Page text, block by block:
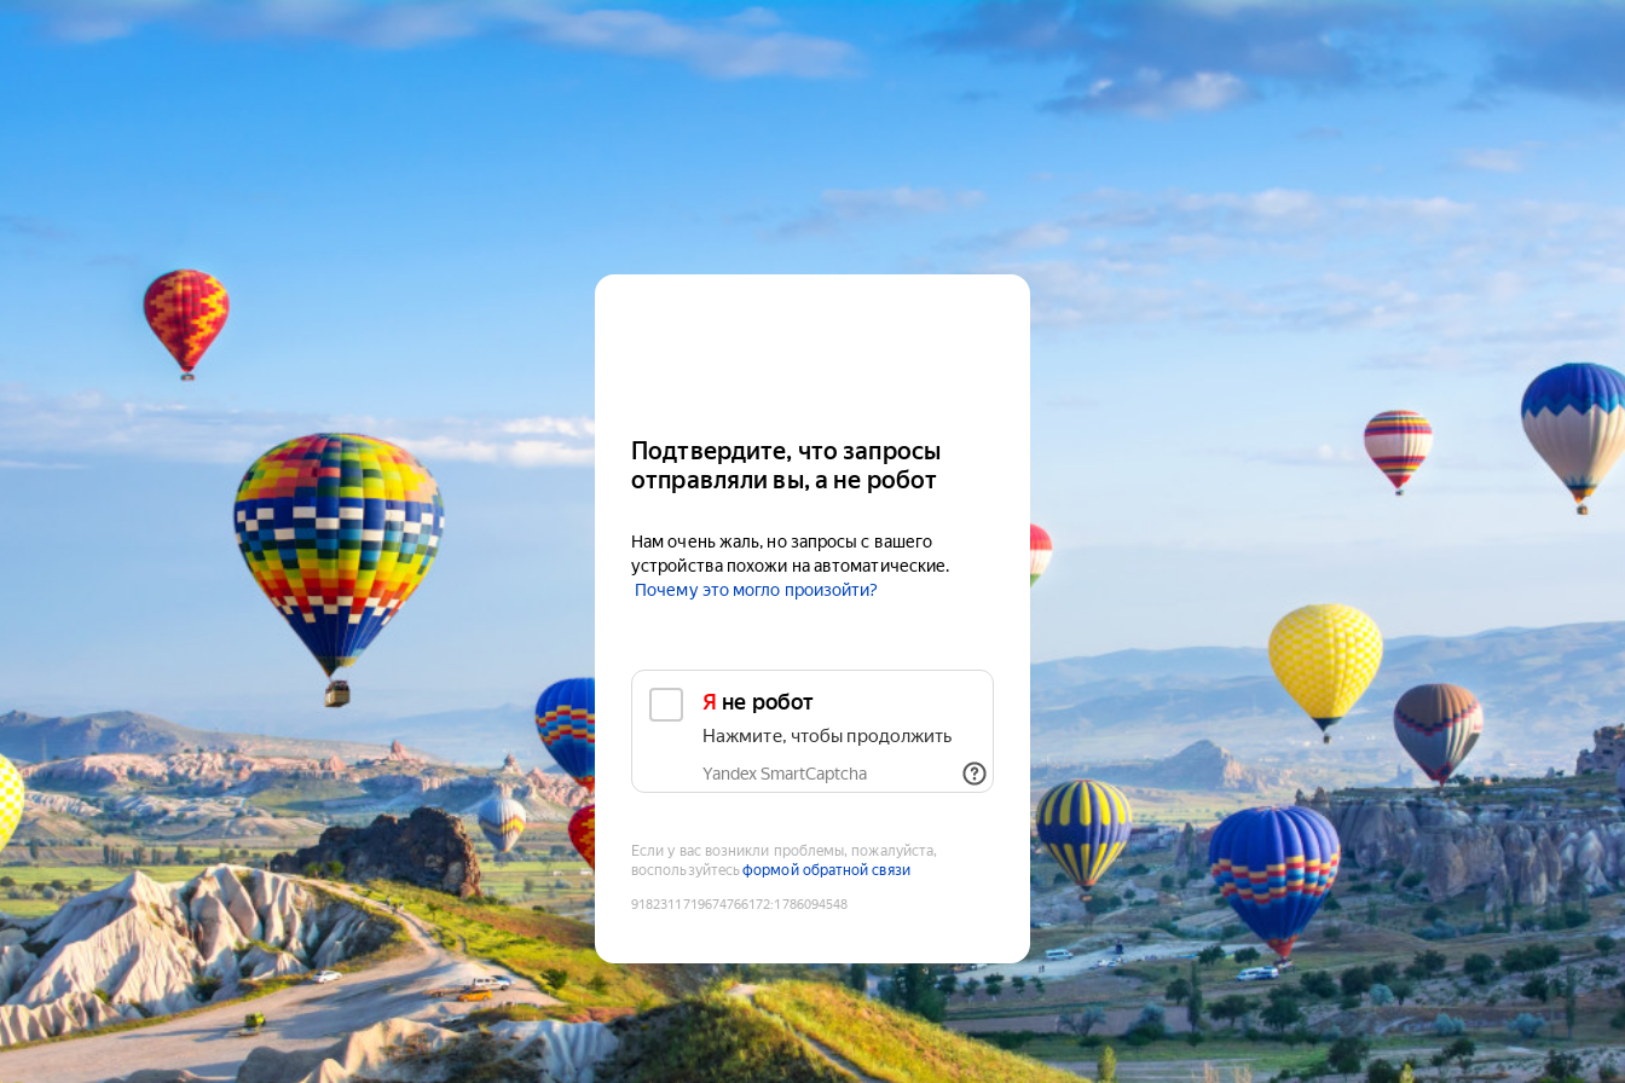
Подтвердите, что запросы
отправляли вы, а не робот
Нам очень жаль, но запросы с вашего
устройства похожи на автоматические.
Почему это могло произойти?
Я не робот
Нажмите, чтобы продолжить
Yandex SmartCaptcha
Если у вас возникли проблемы, пожалуйста,
воспользуйтесьформой обратной связи
9182311719674766172:1786094548